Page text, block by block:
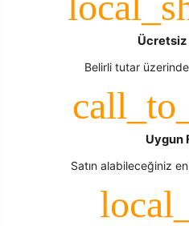
Ücretsiz
Belirli tutar üzerinde
Uygun
Satın alabileceğiniz